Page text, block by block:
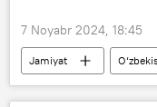
7 Noyabr 2024, 18:45
Jamiyat
Shavkat Mirziyoyev